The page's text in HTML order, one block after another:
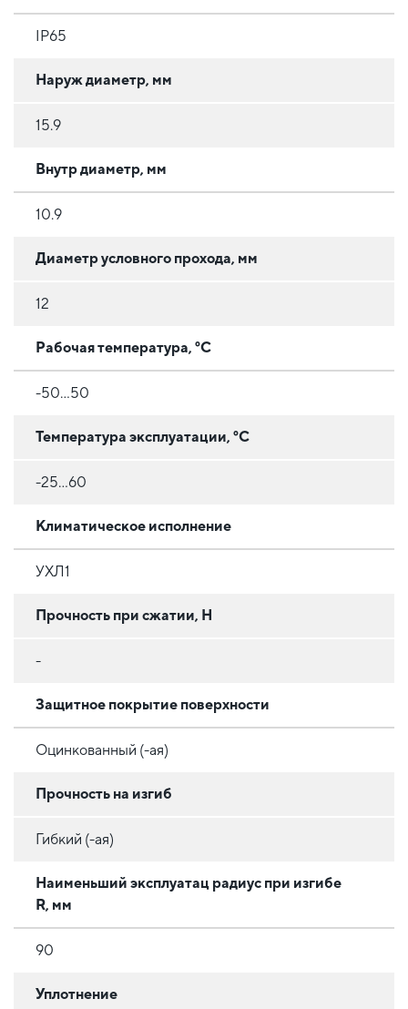
IP65
Наруж диаметр, мм
15.9
Внутр диаметр, мм
10.9
Диаметр условного прохода, мм
12
Рабочая температура, °C
-50...50
Температура эксплуатации, °C
-25...60
Климатическое исполнение
УХЛ1
Прочность при сжатии, Н
-
Защитное покрытие поверхности
Оцинкованный (-ая)
Прочность на изгиб
Гибкий (-ая)
Наименьший эксплуатац радиус при изгибе
R, мм
90
Уплотнение